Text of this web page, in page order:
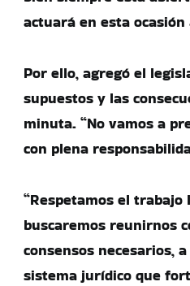
actuará en esta
Por ello, agregó el
supuestos y las
minuta. “No vamos a
con plena
“Respetamos el
buscaremos reunirnos
consensos necesarios,
sistema jurídico que